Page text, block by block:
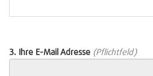
3. Ihre E-Mail Adresse (Pflichtfeld)